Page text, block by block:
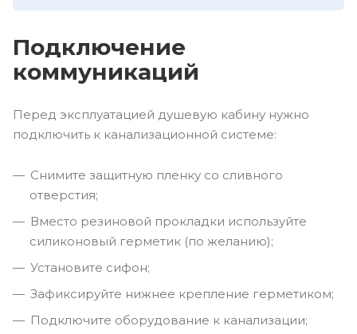
Подключение
коммуникаций
Перед эксплуатацией душевую кабину нужно
подключить к канализационной системе:
Снимите защитную пленку со сливного
отверстия;
Вместо резиновой прокладки используйте
силиконовый герметик (по желанию);
Установите сифон;
Зафиксируйте нижнее крепление герметиком;
Подключите оборудование к канализации;